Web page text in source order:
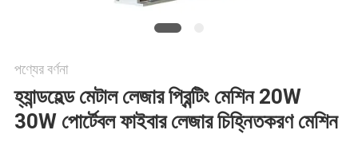
PRIVACY
POLICY
পণ্যের বর্ণনা
হ্যান্ডহেল্ড মেটাল লেজার প্রিন্টিং মেশিন 20W
30W পোর্টেবল ফাইবার লেজার চিহ্নিতকরণ মেশিন